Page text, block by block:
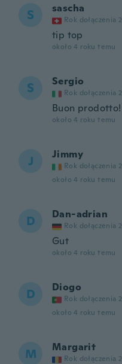
S sascha
Rok dołączenia
tip top
około 4 roku temu
S Sergio
Rok dołączenia
Buon prodotto!
około 4 roku temu
J Jimmy
Rok dołączenia
około 4 roku temu
D Dan-adrian
Rok dołączenia
Gut
około 4 roku temu
D Diogo
Rok dołączenia
około 4 roku temu
M Margarit
Rok dołączenia